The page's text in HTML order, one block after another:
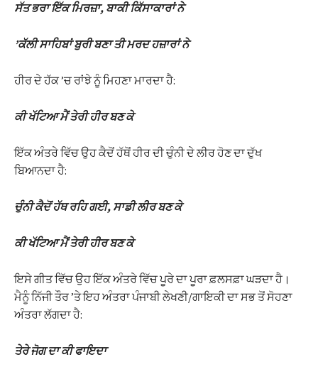
ਸੱਤ ਭਰਾ ਇੱਕ ਮਿਰਜ਼ਾ, ਬਾਕੀ ਕਿੱਸਾਕਾਰਾਂ ਨੇ
’ਕੱਲੀ ਸਾਹਿਬਾਂ ਬੁਰੀ ਬਣਾ ਤੀ ਮਰਦ ਹਜ਼ਾਰਾਂ ਨੇ
ਹੀਰ ਦੇ ਹੱਕ ’ਚ ਰਾਂਝੇ ਨੂੰ ਮਿਹਣਾ ਮਾਰਦਾ ਹੈ:
ਕੀ ਖੱਟਿਆ ਮੈਂ ਤੇਰੀ ਹੀਰ ਬਣ ਕੇ
ਇੱਕ ਅੰਤਰੇ ਵਿੱਚ ਉਹ ਕੈਦੋਂ ਹੱਥੋਂ ਹੀਰ ਦੀ ਚੁੰਨੀ ਦੇ ਲੀਰ ਹੋਣ ਦਾ ਦੁੱਖ
ਬਿਆਨਦਾ ਹੈ:
ਚੁੰਨੀ ਕੈਦੋਂ ਹੱਥ ਰਹਿ ਗਈ, ਸਾਡੀ ਲੀਰ ਬਣ ਕੇ
ਕੀ ਖੱਟਿਆ ਮੈਂ ਤੇਰੀ ਹੀਰ ਬਣ ਕੇ
ਇਸੇ ਗੀਤ ਵਿੱਚ ਉਹ ਇੱਕ ਅੰਤਰੇ ਵਿੱਚ ਪੂਰੇ ਦਾ ਪੂਰਾ ਫ਼ਲਸਫ਼ਾ ਘੜਦਾ ਹੈ।
ਮੈਨੂੰ ਨਿੱਜੀ ਤੌਰ ’ਤੇ ਇਹ ਅੰਤਰਾ ਪੰਜਾਬੀ ਲੇਖਣੀ/ਗਾਇਕੀ ਦਾ ਸਭ ਤੋਂ ਸੋਹਣਾ
ਅੰਤਰਾ ਲੱਗਦਾ ਹੈ:
ਤੇਰੇ ਜੋਗ ਦਾ ਕੀ ਫਾਇਦਾ